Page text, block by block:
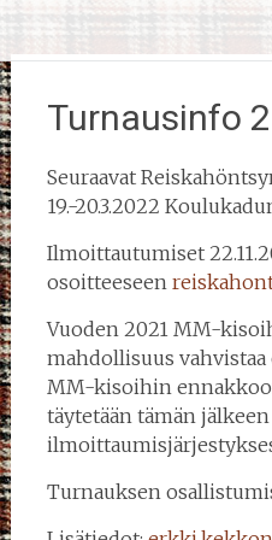
content
Turnausinfo
Seuraavat
19.-20.3.2022
Ilmoittautumiset
osoitteeseen
Vuoden 2021 MM-
mahdollisuus
MM-kisoihin
täytetään tämän jälkeen
Turnauksen